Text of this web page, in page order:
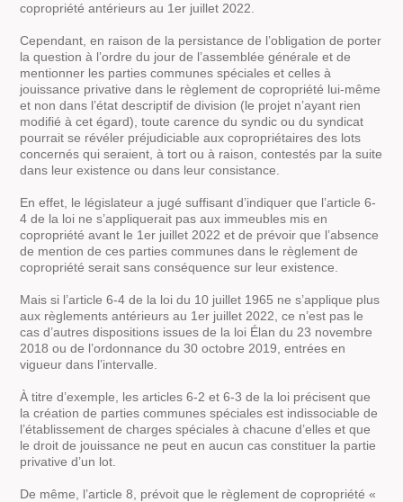
copropriété antérieurs au 1er juillet 2022.
Cependant, en raison de la persistance de l’obligation de porter
la question à l’ordre du jour de l’assemblée générale et de
mentionner les parties communes spéciales et celles à
jouissance privative dans le règlement de copropriété lui-même
et non dans l’état descriptif de division (le projet n’ayant rien
modifié à cet égard), toute carence du syndic ou du syndicat
pourrait se révéler préjudiciable aux copropriétaires des lots
concernés qui seraient, à tort ou à raison, contestés par la suite
dans leur existence ou dans leur consistance.
En effet, le législateur a jugé suffisant d’indiquer que l’article 6-
4 de la loi ne s’appliquerait pas aux immeubles mis en
copropriété avant le 1er juillet 2022 et de prévoir que l’absence
de mention de ces parties communes dans le règlement de
copropriété serait sans conséquence sur leur existence.
Mais si l’article 6-4 de la loi du 10 juillet 1965 ne s’applique plus
aux règlements antérieurs au 1er juillet 2022, ce n’est pas le
cas d’autres dispositions issues de la loi Élan du 23 novembre
2018 ou de l’ordonnance du 30 octobre 2019, entrées en
vigueur dans l’intervalle.
À titre d’exemple, les articles 6-2 et 6-3 de la loi précisent que
la création de parties communes spéciales est indissociable de
l’établissement de charges spéciales à chacune d’elles et que
le droit de jouissance ne peut en aucun cas constituer la partie
privative d’un lot.
De même, l’article 8, prévoit que le règlement de copropriété «